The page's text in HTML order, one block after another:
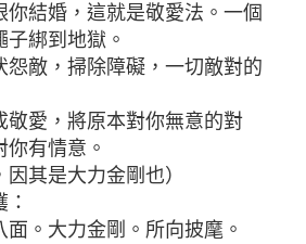
你結婚，這就是敬愛法。一個
綁到地獄。
怨敵，掃除障礙，一切敵對的
敬愛，將原本對你無意的對
有情意。
因其是大力金剛也）
。大力金剛。所向披麾。